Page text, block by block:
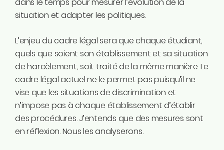
situation et adapter les politiques.
L’enjeu du cadre légal sera que chaque étudiant,
quels que soient son établissement et sa situation
de harcèlement, soit traité de la même manière. Le
cadre légal actuel ne le permet pas puisqu’il ne
vise que les situations de discrimination et
n’impose pas à chaque établissement d’établir
des procédures. J’entends que des mesures sont
en réflexion. Nous les analyserons.